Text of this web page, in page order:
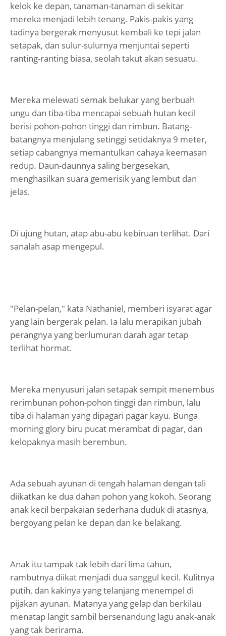
kelok ke depan, tanaman-tanaman di sekitar
mereka menjadi lebih tenang. Pakis-pakis yang
tadinya bergerak menyusut kembali ke tepi jalan
setapak, dan sulur-sulurnya menjuntai seperti
ranting-ranting biasa, seolah takut akan sesuatu.
Mereka melewati semak belukar yang berbuah
ungu dan tiba-tiba mencapai sebuah hutan kecil
berisi pohon-pohon tinggi dan rimbun. Batang-
batangnya menjulang setinggi setidaknya 9 meter,
setiap cabangnya memantulkan cahaya keemasan
redup. Daun-daunnya saling bergesekan,
menghasilkan suara gemerisik yang lembut dan
jelas.
Di ujung hutan, atap abu-abu kebiruan terlihat. Dari
sanalah asap mengepul.
"Pelan-pelan," kata Nathaniel, memberi isyarat agar
yang lain bergerak pelan. Ia lalu merapikan jubah
perangnya yang berlumuran darah agar tetap
terlihat hormat.
Mereka menyusuri jalan setapak sempit menembus
rerimbunan pohon-pohon tinggi dan rimbun, lalu
tiba di halaman yang dipagari pagar kayu. Bunga
morning glory biru pucat merambat di pagar, dan
kelopaknya masih berembun.
Ada sebuah ayunan di tengah halaman dengan tali
diikatkan ke dua dahan pohon yang kokoh. Seorang
anak kecil berpakaian sederhana duduk di atasnya,
bergoyang pelan ke depan dan ke belakang.
Anak itu tampak tak lebih dari lima tahun,
rambutnya diikat menjadi dua sanggul kecil. Kulitnya
putih, dan kakinya yang telanjang menempel di
pijakan ayunan. Matanya yang gelap dan berkilau
menatap langit sambil bersenandung lagu anak-anak
yang tak berirama.